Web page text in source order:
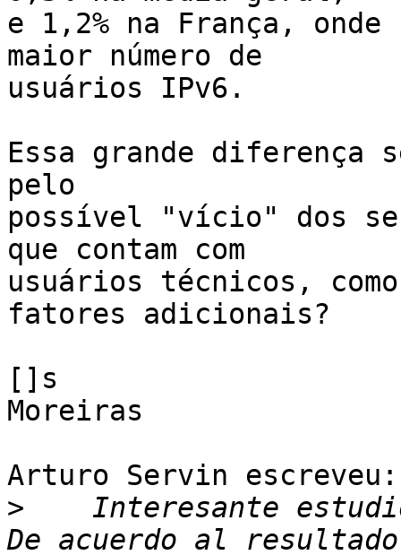
e 1,2% na França,
maior número de
usuários IPv6.
Essa grande diferença
pelo
possível "vício" dos
que contam com
usuários técnicos,
fatores adicionais?
[]s
Moreiras
Arturo Servin escreveu:
>
Interesante